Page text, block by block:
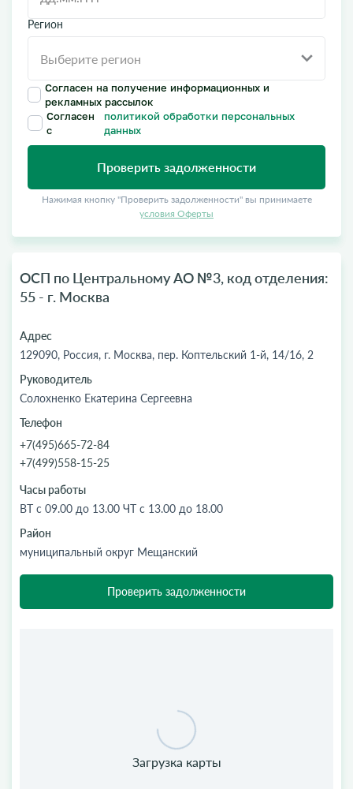
Регион
Согласен на получение информационных и
рекламных рассылок
Согласен
с
политикой обработки персональных
данных
Проверить задолженности
Нажимая кнопку "Проверить задолженности" вы принимаете
условия Оферты
ОСП по Центральному АО №3, код отделения:
55 - г. Москва
Адрес
129090, Россия, г. Москва, пер. Коптельский 1-й, 14/16, 2
Руководитель
Солохненко Екатерина Сергеевна
Телефон
+7(495)665-72-84
+7(499)558-15-25
Часы работы
ВТ с 09.00 до 13.00 ЧТ с 13.00 до 18.00
Район
муниципальный округ Мещанский
Проверить задолженности